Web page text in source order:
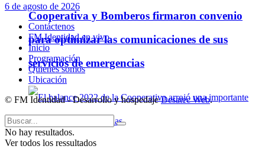
Cooperativa y Bomberos firmaron convenio
para optimizar las comunicaciones de sus
servicios de emergencias
6 de agosto de 2026
Contáctenos
FM Identidad en vivo
Inicio
Programación
Quienes somos
Ubicación
© FM Identidad - Desarrollo y hospedajeDesatec Web.
No hay resultados.
Ver todos los ressultados